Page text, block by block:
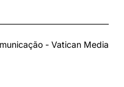
- Vatican Media